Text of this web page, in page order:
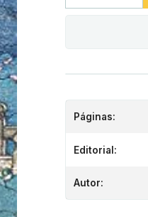
Páginas:
Editorial:
Autor: